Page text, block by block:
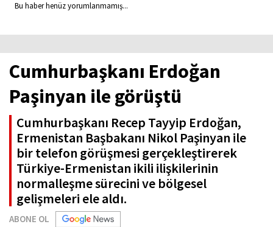
Bu haber henüz yorumlanmamış...
Cumhurbaşkanı Erdoğan
Paşinyan ile görüştü
Cumhurbaşkanı Recep Tayyip Erdoğan,
Ermenistan Başbakanı Nikol Paşinyan ile
bir telefon görüşmesi gerçekleştirerek
Türkiye-Ermenistan ikili ilişkilerinin
normalleşme sürecini ve bölgesel
gelişmeleri ele aldı.
ABONE OL